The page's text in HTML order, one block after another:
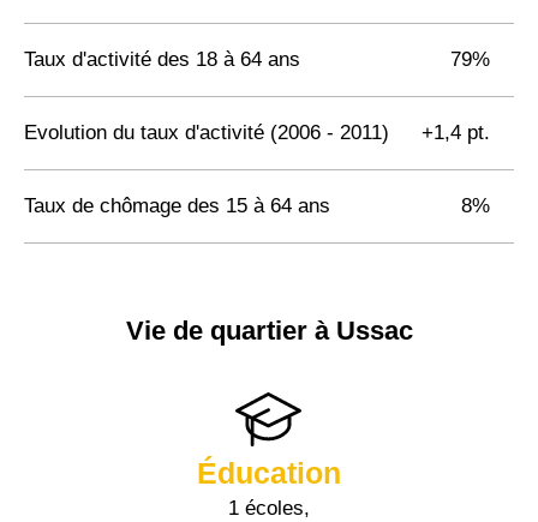
Taux d'activité des 18 à 64 ans 79%
Evolution du taux d'activité (2006 - 2011) +1,4 pt.
Taux de chômage des 15 à 64 ans 8%
Vie de quartier à Ussac
Éducation
1 écoles,